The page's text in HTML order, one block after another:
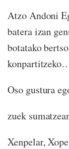
Atzo Andoni
batera izan
botatako
Oso gustura
zuek
Xenpelar,